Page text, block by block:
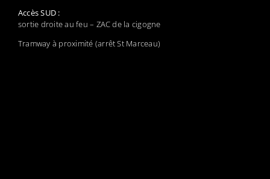
Accès SUD :
sortie droite au feu – ZAC de la cigogne
Tramway à proximité (arrêt St Marceau)